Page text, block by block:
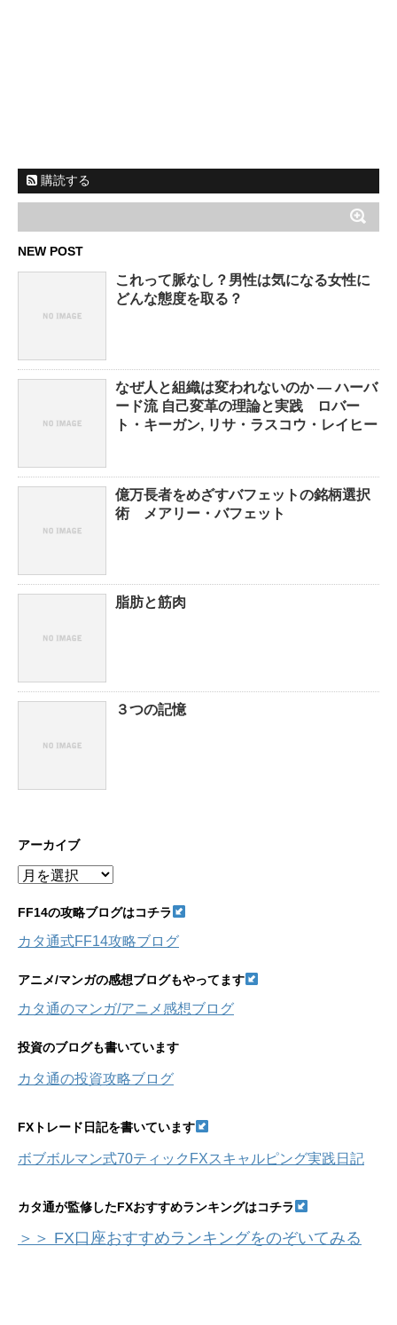
購読する
NEW POST
これって脈なし？男性は気になる女性に
どんな態度を取る？
なぜ人と組織は変われないのか ― ハーバ
ード流 自己変革の理論と実践 ロバー
ト・キーガン, リサ・ラスコウ・レイヒー
億万長者をめざすバフェットの銘柄選択
術 メアリー・バフェット
脂肪と筋肉
３つの記憶
アーカイブ
ア
カ
ブ
FF14の攻略ブログはコチラ
カタ通式FF14攻略ブログ
アニメ/マンガの感想ブログもやってます
カタ通のマンガ/アニメ感想ブログ
投資のブログも書いています
カタ通の投資攻略ブログ
FXトレード日記を書いています
ボブボルマン式70ティックFXスキャルピング実践日記
カタ通が監修したFXおすすめランキングはコチラ
＞＞ FX口座おすすめランキングをのぞいてみる